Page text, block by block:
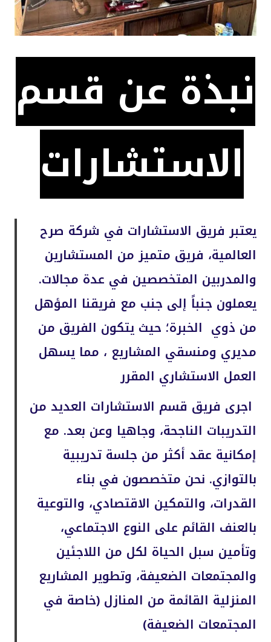
نبذة عن قسم
الاستشارات
يعتبر فريق الاستشارات في شركة صرح
العالمية، فريق متميز من المستشارين
والمدربين المتخصصين في عدة مجالات.
يعملون جنباً إلى جنب مع فريقنا المؤهل
من ذوي الخبرة؛ حيث يتكون الفريق من
مديري ومنسقي المشاريع ، مما يسهل
العمل الاستشاري المقرر
اجرى فريق قسم الاستشارات العديد من
التدريبات الناجحة، وجاهيا وعن بعد. مع
إمكانية عقد أكثر من جلسة تدريبية
بالتوازي. نحن متخصصون في بناء
القدرات، والتمكين الاقتصادي، والتوعية
بالعنف القائم على النوع الاجتماعي،
وتأمين سبل الحياة لكل من اللاجئين
والمجتمعات الضعيفة، وتطوير المشاريع
المنزلية القائمة من المنازل (خاصة في
المجتمعات الضعيفة)